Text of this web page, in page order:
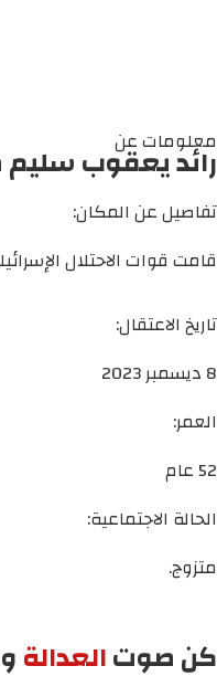
معلومات عن
رائد يعقوب
تفاصيل عن المكان:
قامت قوات الاحتلال
تاريخ الاعتقال:
8 ديسمبر 2023
العمر:
52 عام
الحالة الاجتماعية:
متزوج.
كن صوتالعدالة